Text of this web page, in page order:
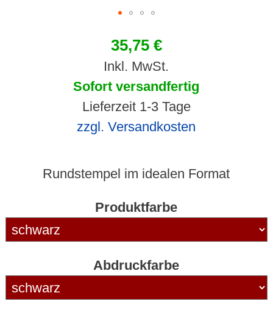
35,75 €
Inkl. MwSt.
Sofort versandfertig
Lieferzeit 1-3 Tage
zzgl. Versandkosten
Rundstempel im idealen Format
Produktfarbe
Abdruckfarbe